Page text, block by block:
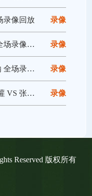
录像
录像回放
录像
像回放
录像
像回放
录像
全场录像
Reserved 版权所有